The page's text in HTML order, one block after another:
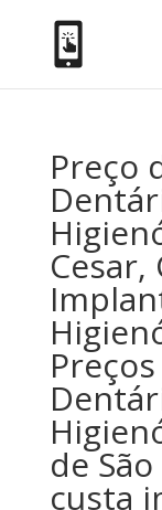
Preço
Cesar,
de
custa